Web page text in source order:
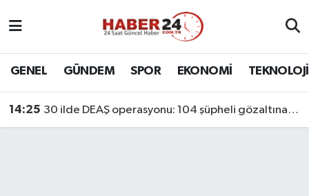
GENEL GÜNDEM SPOR EKONOMİ TEKNOLOJİ
14:25 30 ilde DEAŞ operasyonu: 104 şüpheli gözaltına alındı
Nöbetçi Eczaneler